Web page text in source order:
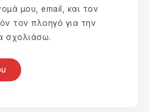
μου, email, και τον
τον πλοηγό για την
σχολιάσω.